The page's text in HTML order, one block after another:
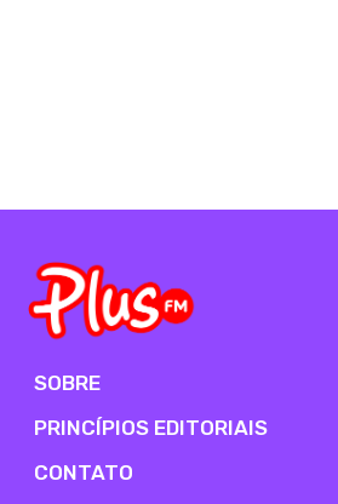
SOBRE
PRINCÍPIOS EDITORIAIS
CONTATO